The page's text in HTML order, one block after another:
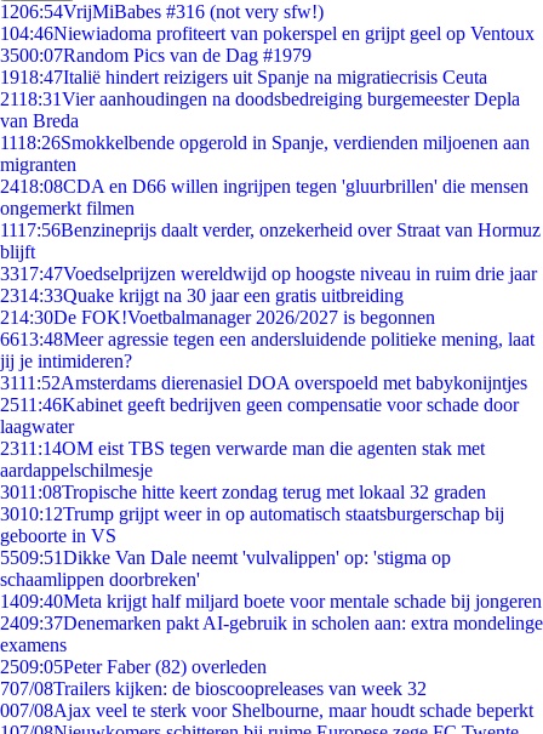
1206:54VrijMiBabes #316 (not very sfw!)
104:46Niewiadoma profiteert van pokerspel en grijpt geel op Ventoux
3500:07Random Pics van de Dag #1979
1918:47Italië hindert reizigers uit Spanje na migratiecrisis Ceuta
2118:31Vier aanhoudingen na doodsbedreiging burgemeester Depla
van Breda
1118:26Smokkelbende opgerold in Spanje, verdienden miljoenen aan
migranten
2418:08CDA en D66 willen ingrijpen tegen 'gluurbrillen' die mensen
ongemerkt filmen
1117:56Benzineprijs daalt verder, onzekerheid over Straat van Hormuz
blijft
3317:47Voedselprijzen wereldwijd op hoogste niveau in ruim drie jaar
2314:33Quake krijgt na 30 jaar een gratis uitbreiding
214:30De FOK!Voetbalmanager 2026/2027 is begonnen
6613:48Meer agressie tegen een andersluidende politieke mening, laat
jij je intimideren?
3111:52Amsterdams dierenasiel DOA overspoeld met babykonijntjes
2511:46Kabinet geeft bedrijven geen compensatie voor schade door
laagwater
2311:14OM eist TBS tegen verwarde man die agenten stak met
aardappelschilmesje
3011:08Tropische hitte keert zondag terug met lokaal 32 graden
3010:12Trump grijpt weer in op automatisch staatsburgerschap bij
geboorte in VS
5509:51Dikke Van Dale neemt 'vulvalippen' op: 'stigma op
schaamlippen doorbreken'
1409:40Meta krijgt half miljard boete voor mentale schade bij jongeren
2409:37Denemarken pakt AI-gebruik in scholen aan: extra mondelinge
examens
2509:05Peter Faber (82) overleden
707/08Trailers kijken: de bioscoopreleases van week 32
007/08Ajax veel te sterk voor Shelbourne, maar houdt schade beperkt